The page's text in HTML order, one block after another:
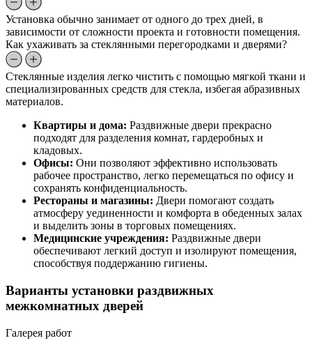
Установка обычно занимает от одного до трех дней, в
зависимости от сложности проекта и готовности помещения.
Как ухаживать за стеклянными перегородками и дверями?
Стеклянные изделия легко чистить с помощью мягкой ткани и
специализированных средств для стекла, избегая абразивных
материалов.
Квартиры и дома: Раздвижные двери прекрасно
подходят для разделения комнат, гардеробных и
кладовых.
Офисы: Они позволяют эффективно использовать
рабочее пространство, легко перемещаться по офису и
сохранять конфиденциальность.
Рестораны и магазины: Двери помогают создать
атмосферу уединенности и комфорта в обеденных залах
и выделить зоны в торговых помещениях.
Медицинские учреждения: Раздвижные двери
обеспечивают легкий доступ и изолируют помещения,
способствуя поддержанию гигиены.
Варианты установки раздвижных
межкомнатных дверей
Галерея работ